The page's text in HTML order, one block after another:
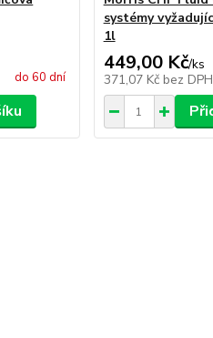
do 60 dní
systémy
1l
449,00 Kč/ks
371,07 Kč bez DPH